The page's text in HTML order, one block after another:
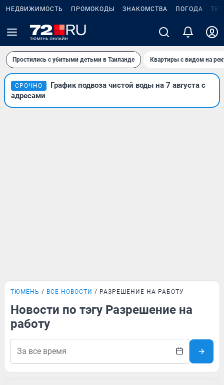
НЕДВИЖИМОСТЬ ПРОМОКОДЫ ЗНАКОМСТВА ПОГОДА
Простились с убитыми детьми в Таиланде Квартиры с видом на
СРОЧНО
График подвоза чистой воды на 7 августа с
адресами
ТЮМЕНЬ ВСЕ НОВОСТИ РАЗРЕШЕНИЕ НА РАБОТУ
Новости по тэгу Разрешение на
работу